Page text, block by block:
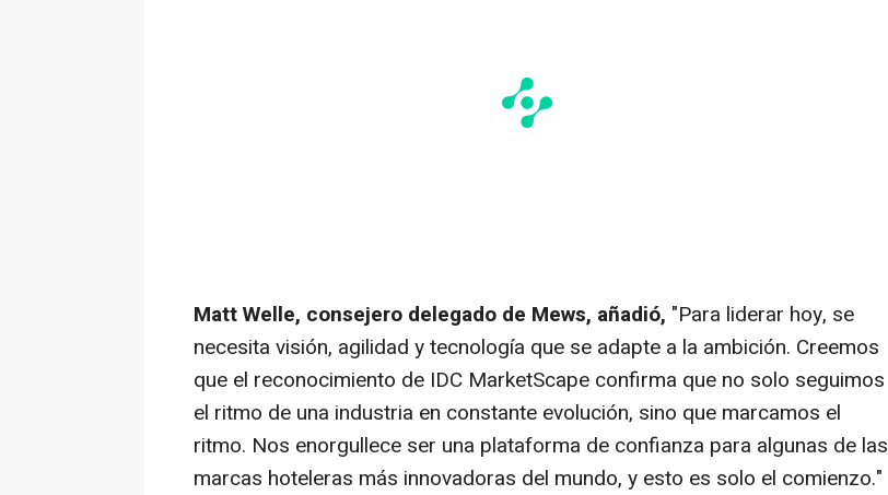
Matt Welle, consejero delegado de Mews, añadió, "Para liderar hoy, se
necesita visión, agilidad y tecnología que se adapte a la ambición. Creemos
que el reconocimiento de IDC MarketScape confirma que no solo seguimos
el ritmo de una industria en constante evolución, sino que marcamos el
ritmo. Nos enorgullece ser una plataforma de confianza para algunas de las
marcas hoteleras más innovadoras del mundo, y esto es solo el comienzo."